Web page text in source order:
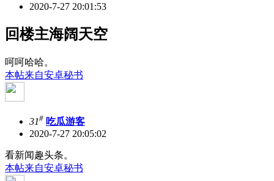
2020-7-27 20:01:53
回楼主海阔天空
呵呵哈哈。
本帖来自安卓秘书
31# 吃瓜游客
2020-7-27 20:05:02
看新闻趣头条。
本帖来自安卓秘书